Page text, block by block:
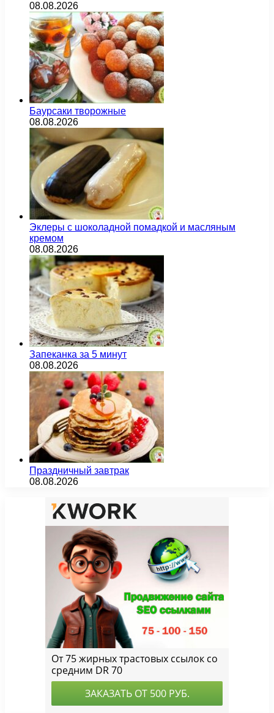
08.08.2026
Баурсаки творожные
08.08.2026
Эклеры с шоколадной помадкой и масляным
кремом
08.08.2026
Запеканка за 5 минут
08.08.2026
Праздничный завтрак
08.08.2026